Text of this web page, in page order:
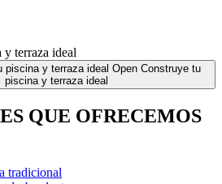
terraza ideal
piscina y terraza ideal Open Construye tu
piscina y terraza ideal
QUE OFRECEMOS
tradicional